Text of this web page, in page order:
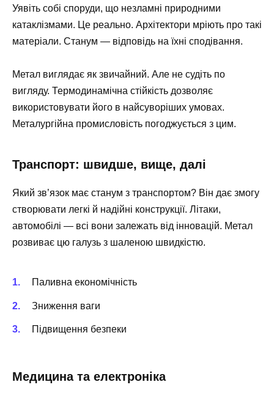
Уявіть собі споруди, що незламні природними
катаклізмами. Це реально. Архітектори мріють про такі
матеріали. Станум — відповідь на їхні сподівання.
Метал виглядає як звичайний. Але не судіть по
вигляду. Термодинамічна стійкість дозволяє
використовувати його в найсуворіших умовах.
Металургійна промисловість погоджується з цим.
Транспорт: швидше, вище, далі
Який зв’язок має станум з транспортом? Він дає змогу
створювати легкі й надійні конструкції. Літаки,
автомобілі — всі вони залежать від інновацій. Метал
розвиває цю галузь з шаленою швидкістю.
Паливна економічність
Зниження ваги
Підвищення безпеки
Медицина та електроніка